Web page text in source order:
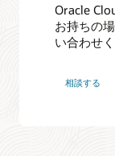
Oracle
お持ちの
い合わせく
相談する